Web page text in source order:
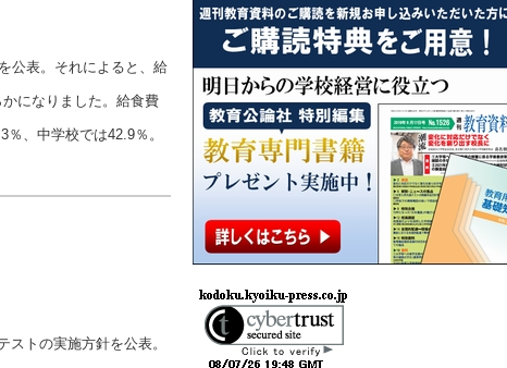
公表。それによると、給
になりました。給食費
、中学校では42.9％。
トの実施方針を公表。